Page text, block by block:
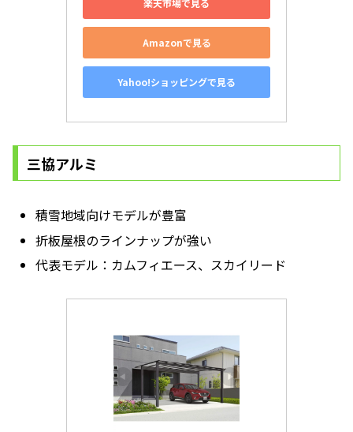
楽天市場で見る
Amazonで見る
Yahoo!ショッピングで見る
三協アルミ
積雪地域向けモデルが豊富
折板屋根のラインナップが強い
代表モデル：カムフィエース、スカイリード